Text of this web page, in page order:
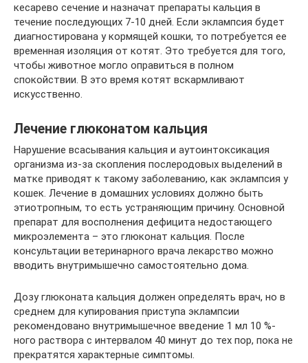
кесарево сечение и назначат препараты кальция в
течение последующих 7-10 дней. Если эклампсия будет
диагностирована у кормящей кошки, то потребуется ее
временная изоляция от котят. Это требуется для того,
чтобы животное могло оправиться в полном
спокойствии. В это время котят вскармливают
искусственно.
Лечение глюконатом кальция
Нарушение всасывания кальция и аутоинтоксикация
организма из-за скопления послеродовых выделений в
матке приводят к такому заболеванию, как эклампсия у
кошек. Лечение в домашних условиях должно быть
этиотропным, то есть устраняющим причину. Основной
препарат для восполнения дефицита недостающего
микроэлемента – это глюконат кальция. После
консультации ветеринарного врача лекарство можно
вводить внутримышечно самостоятельно дома.
Дозу глюконата кальция должен определять врач, но в
среднем для купирования приступа эклампсии
рекомендовано внутримышечное введение 1 мл 10 %-
ного раствора с интервалом 40 минут до тех пор, пока не
прекратятся характерные симптомы.